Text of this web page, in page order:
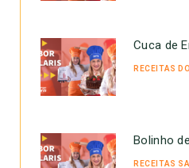
Cuca de
RECEITAS
Bolinho
RECEITAS